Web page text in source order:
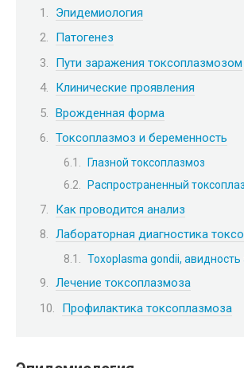
Эпидемиология
Патогенез
Пути заражения токсоплазмозом
Клинические проявления
Врожденная форма
Токсоплазмоз и беременность
Глазной токсоплазмоз
Распространенный
Как проводится анализ
Лабораторная диагностика
Toxoplasma gondii, авидность
Лечение токсоплазмоза
Профилактика токсоплазмоза